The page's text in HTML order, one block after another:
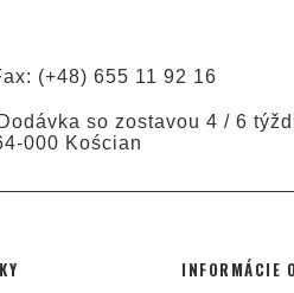
(+48) 655 11 92 16
so zostavou 4 / 6
000 Kościan
INFORMÁCIE